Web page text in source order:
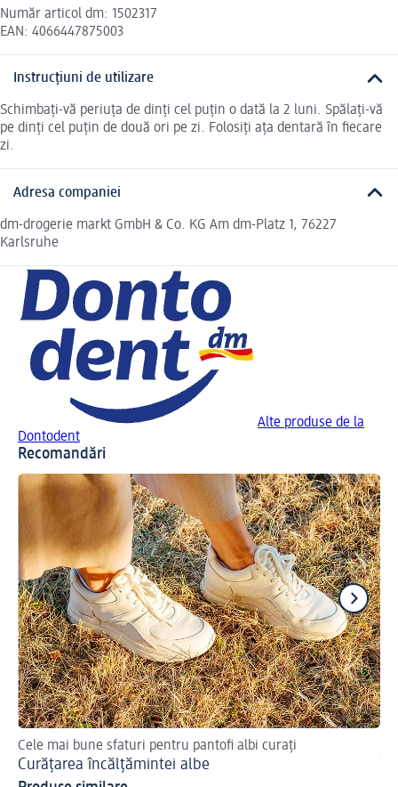
Număr articol dm: 1502317
EAN: 4066447875003
Instrucțiuni de utilizare
Schimbați-vă periuța de dinți cel puțin o dată la 2 luni. Spălați-vă
pe dinți cel puțin de două ori pe zi. Folosiți ața dentară în fiecare
zi.
Adresa companiei
dm-drogerie markt GmbH & Co. KG Am dm-Platz 1, 76227
Karlsruhe
Alte produse de la
Dontodent
Recomandări
Cele mai bune sfaturi pentru pantofi albi curați
Curățarea încălțămintei albe